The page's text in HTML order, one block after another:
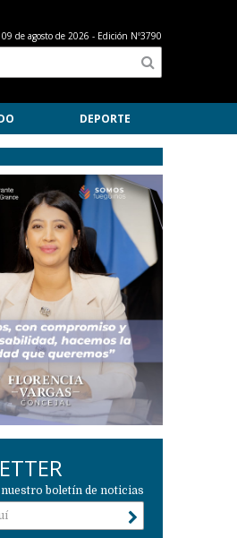
de agosto de 2026 - Edición Nº3790
DEPORTE
boletín de noticias